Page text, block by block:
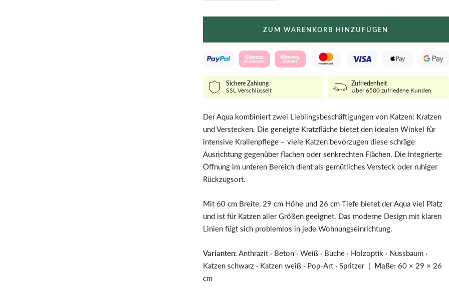
ZUM WARENKORB HINZUFÜGEN
Sichere Zahlung
SSL Verschlüsselt
Zufriedenheit
Über 6500 zufriedene Kunden
Der Aqua kombiniert zwei Lieblingsbeschäftigungen von Katzen: Kratzen
und Verstecken. Die geneigte Kratzfläche bietet den idealen Winkel für
intensive Krallenpflege – viele Katzen bevorzugen diese schräge
Ausrichtung gegenüber flachen oder senkrechten Flächen. Die integrierte
Öffnung im unteren Bereich dient als gemütliches Versteck oder ruhiger
Rückzugsort.
Mit 60 cm Breite, 29 cm Höhe und 26 cm Tiefe bietet der Aqua viel Platz
und ist für Katzen aller Größen geeignet. Das moderne Design mit klaren
Linien fügt sich problemlos in jede Wohnungseinrichtung.
Varianten: Anthrazit · Beton · Weiß · Buche · Holzoptik · Nussbaum ·
Katzen schwarz · Katzen weiß · Pop-Art · Spritzer | Maße: 60 × 29 × 26
cm